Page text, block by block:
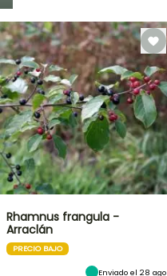
Rhamnus frangula -
Arraclán
PRECIO BAJO
Enviado el 28 ago